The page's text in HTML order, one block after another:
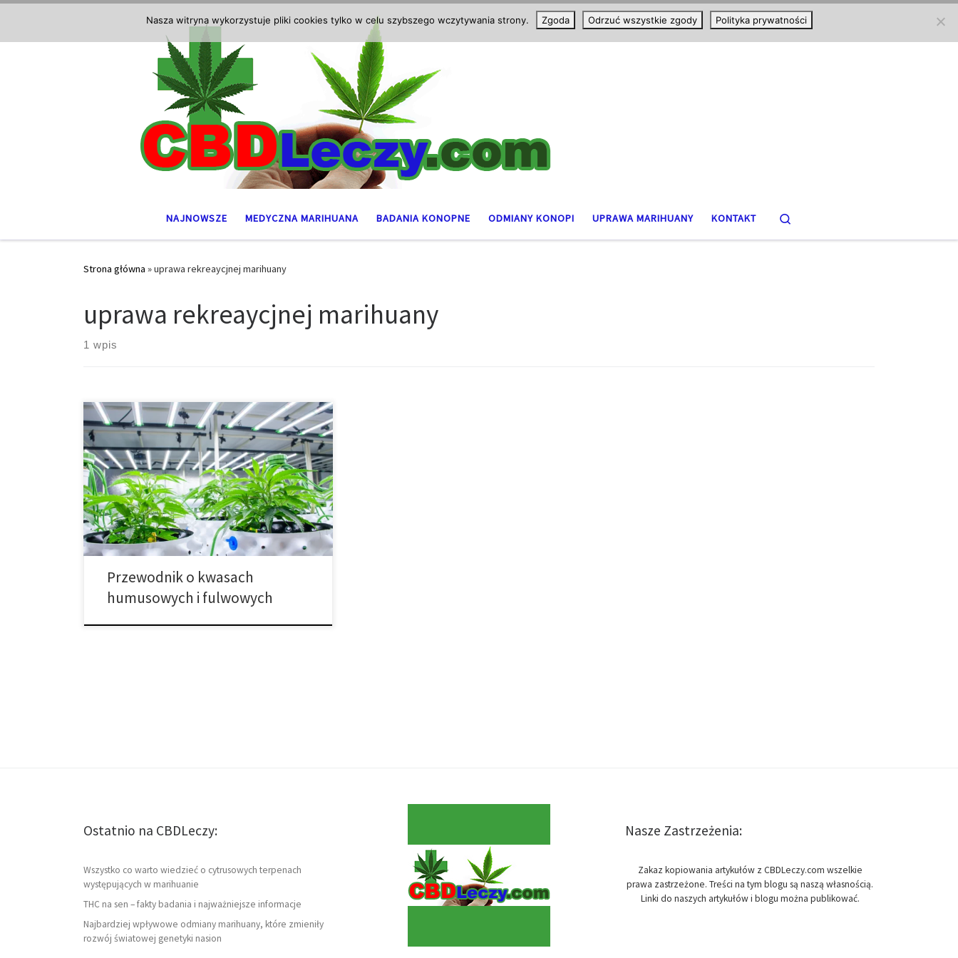
NAJNOWSZE MEDYCZNA MARIHUANA BADANIA KONOPNE ODMIANY KONOPI UPRAWA MARIHUANY KONTAKT
Strona główna »uprawa rekreaycjnej marihuany
uprawa rekreaycjnej marihuany
1 wpis
Kwas humusowy i kwas fulwowy – kompletny
przewodnik dla upraw Wydajność upraw zależy od
jakości gleby i dostępności składników pokarmowych.
Kwasy humusowe i kwasy fulwowe są naturalnymi
biostymulatorami, które zwiększają żyzność,
poprawiają strukturę gleby i wzmacniają rośliny. W tym
obszernym poradniku przedstawiamy, jak działają
humaty, jak stosować leonardyt, jakie są […]
Przewodnik o kwasach
humusowych i fulwowych
Ostatnio na CBDLeczy:
Wszystko co warto wiedzieć o cytrusowych terpenach
występujących w marihuanie
THC na sen – fakty badania i najważniejsze informacje
Najbardziej wpływowe odmiany marihuany, które zmieniły
rozwój światowej genetyki nasion
Nasze Zastrzeżenia:
Zakaz kopiowania artykułów z CBDLeczy.com wszelkie
prawa zastrzeżone. Treści na tym blogu są naszą własnością.
Linki do naszych artykułów i blogu można publikować.
Nasza witryna wykorzystuje pliki cookies tylko w celu szybszego wczytywania strony. Zgoda Odrzuć wszystkie zgody Polityka prywatności